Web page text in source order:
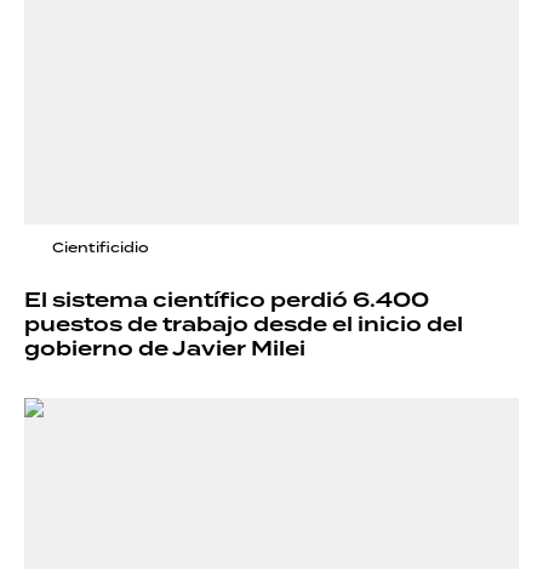
Cientificidio
El sistema científico perdió 6.400
puestos de trabajo desde el inicio del
gobierno de Javier Milei